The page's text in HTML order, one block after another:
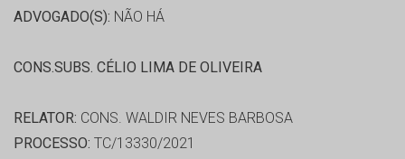
ADVOGADO(S): NÃO HÁ
CONS.SUBS. CÉLIO LIMA DE OLIVEIRA
RELATOR: CONS. WALDIR NEVES BARBOSA
PROCESSO: TC/13330/2021